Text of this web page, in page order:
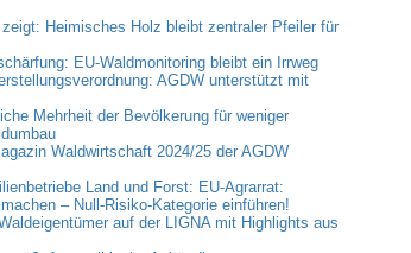
Heimisches Holz bleibt zentraler Pfeiler für
EU-Waldmonitoring bleibt ein Irrweg
AGDW unterstützt mit
Mehrheit der Bevölkerung für weniger
Waldwirtschaft 2024/25 der AGDW
Land und Forst: EU-Agrarrat:
– Null-Risiko-Kategorie einführen!
auf der LIGNA mit Highlights aus